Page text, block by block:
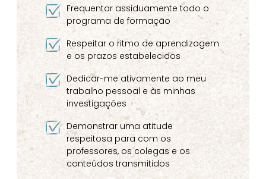
Frequentar assiduamente todo o
programa de formação
Respeitar o ritmo de aprendizagem
e os prazos estabelecidos
Dedicar-me ativamente ao meu
trabalho pessoal e às minhas
investigações
Demonstrar uma atitude
respeitosa para com os
professores, os colegas e os
conteúdos transmitidos